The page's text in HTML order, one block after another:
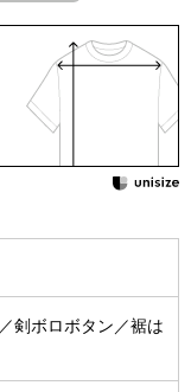
財布／コイン
その他
ウオッチ／
剣ボロボタン／裾は